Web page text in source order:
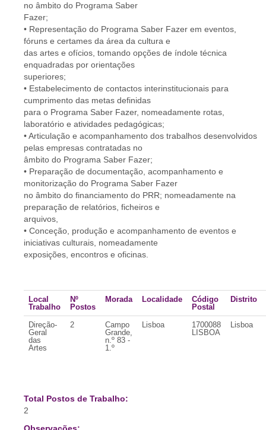
no âmbito do Programa Saber
Fazer;
• Representação do Programa Saber Fazer em eventos,
fóruns e certames da área da cultura e
das artes e ofícios, tomando opções de índole técnica
enquadradas por orientações
superiores;
• Estabelecimento de contactos interinstitucionais para
cumprimento das metas definidas
para o Programa Saber Fazer, nomeadamente rotas,
laboratório e atividades pedagógicas;
• Articulação e acompanhamento dos trabalhos desenvolvidos
pelas empresas contratadas no
âmbito do Programa Saber Fazer;
• Preparação de documentação, acompanhamento e
monitorização do Programa Saber Fazer
no âmbito do financiamento do PRR; nomeadamente na
preparação de relatórios, ficheiros e
arquivos,
• Conceção, produção e acompanhamento de eventos e
iniciativas culturais, nomeadamente
exposições, encontros e oficinas.
Local
Trabalho
Nº
Postos
Morada Localidade
Código
Postal
Distrito
Direção-
Geral
das
Artes
2
Campo
Grande,
n.º 83 -
1.º
Lisboa
1700088
LISBOA
Lisboa
Total Postos de Trabalho:
2